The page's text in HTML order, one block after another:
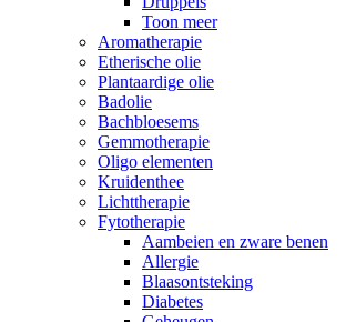
Toon meer
Aromatherapie
Etherische olie
Plantaardige olie
Badolie
Bachbloesems
Gemmotherapie
Oligo elementen
Kruidenthee
Lichttherapie
Fytotherapie
Aambeien en zware benen
Allergie
Blaasontsteking
Diabetes